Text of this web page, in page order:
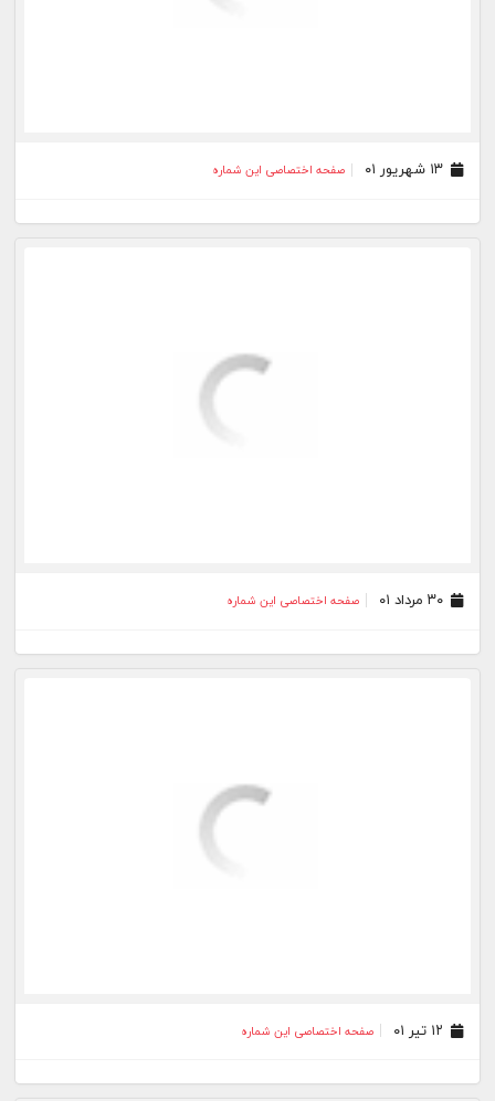
۱۳ شهریور ۰۱ صفحه اختصاصی این شماره
۳۰ مرداد ۰۱ صفحه اختصاصی این شماره
صفحه اختصاصی این شماره